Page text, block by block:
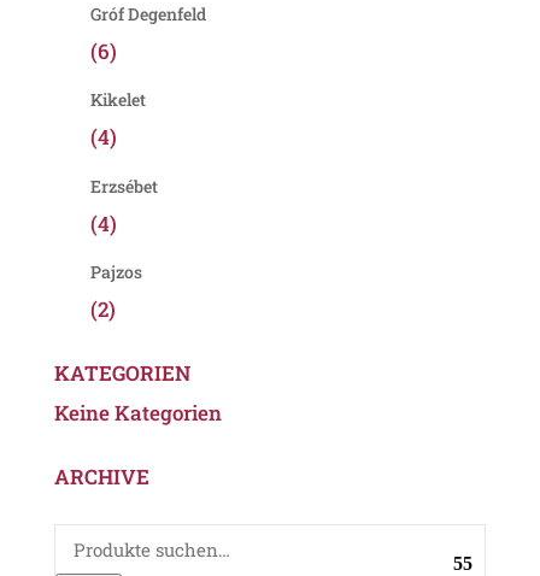
Gróf Degenfeld
(6)
Kikelet
(4)
Erzsébet
(4)
Pajzos
(2)
KATEGORIEN
Keine Kategorien
ARCHIVE
Suche
nach: